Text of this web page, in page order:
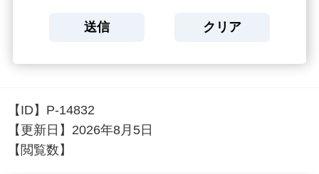
【ID】 P-14832
【更新日】 2026年8月5日
【閲覧数】